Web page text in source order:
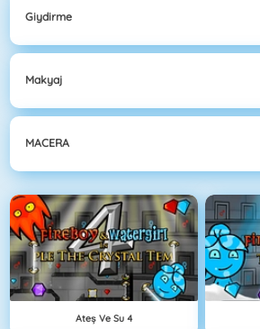
Giydirme
Makyaj
MACERA
Ateş Ve Su 4